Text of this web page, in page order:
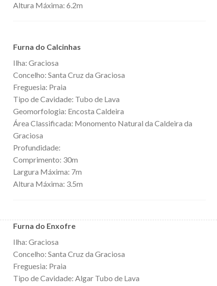
Altura Máxima: 6.2m
Furna do Calcinhas
Ilha: Graciosa
Concelho: Santa Cruz da Graciosa
Freguesia: Praia
Tipo de Cavidade: Tubo de Lava
Geomorfologia: Encosta Caldeira
Área Classificada: Monomento Natural da Caldeira da
Graciosa
Profundidade:
Comprimento: 30m
Largura Máxima: 7m
Altura Máxima: 3.5m
Furna do Enxofre
Ilha: Graciosa
Concelho: Santa Cruz da Graciosa
Freguesia: Praia
Tipo de Cavidade: Algar Tubo de Lava